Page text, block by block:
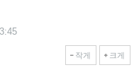
작게 크게